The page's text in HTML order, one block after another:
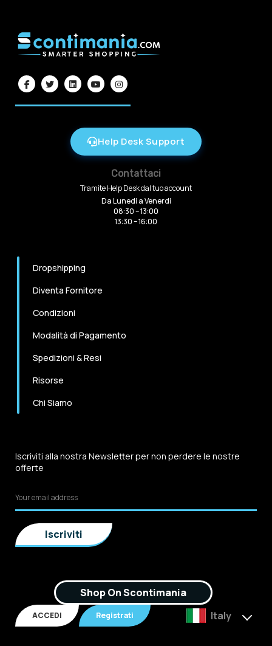
Help Desk Support
Contattaci
Tramite Help Desk dal tuo account
Da Lunedi a Venerdi
08:30 – 13:00
13:30 – 16:00
Dropshipping
Diventa Fornitore
Condizioni
Modalità di Pagamento
Spedizioni & Resi
Risorse
Chi Siamo
Iscriviti alla nostra Newsletter per non perdere le nostre
offerte
Shop On Scontimania
ACCEDI Registrati Italy